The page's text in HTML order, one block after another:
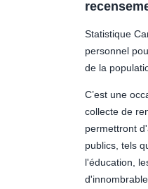
Statistique
personnel
de la
C’est une
collecte de
permettront
publics, tels
l'éducation,